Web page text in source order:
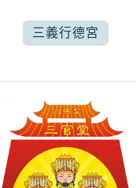
三義行德宮